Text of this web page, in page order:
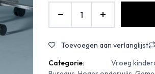
Toevoegen aan verlanglijst
Categorie:
Vroeg